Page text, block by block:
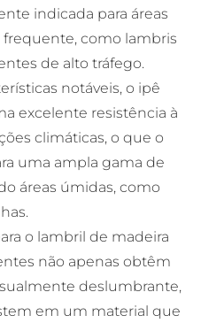
indicada para áreas
frequente, como lambris
de alto tráfego.
notáveis, o ipê
excelente resistência à
climáticas, o que o
uma ampla gama de
áreas úmidas, como
o lambril de madeira
não apenas obtêm
deslumbrante,
em um material que